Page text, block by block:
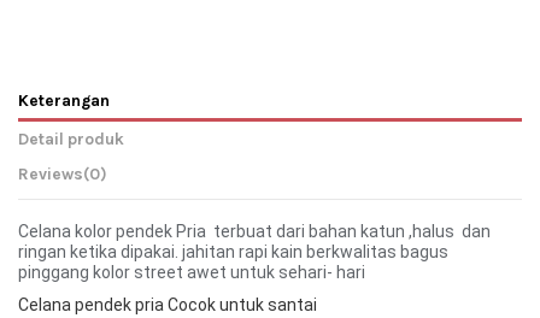
Keterangan
Detail produk
Reviews(0)
Celana kolor pendek Pria terbuat dari bahan katun ,halus dan
ringan ketika dipakai. jahitan rapi kain berkwalitas bagus
pinggang kolor street awet untuk sehari- hari
Celana pendek pria Cocok untuk santai